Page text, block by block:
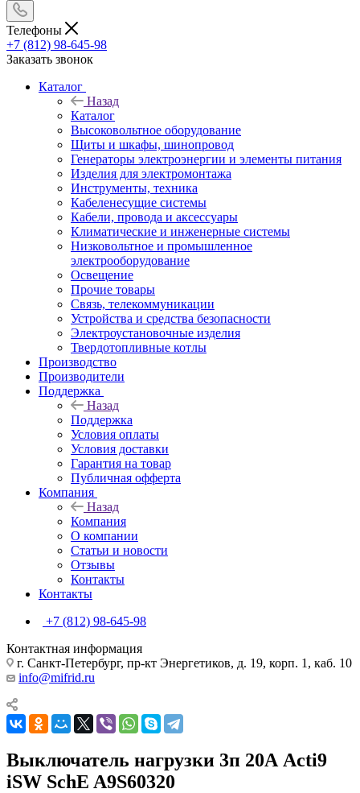
Телефоны
+7 (812) 98-645-98
Заказать звонок
Каталог
Назад
Каталог
Высоковольтное оборудование
Щиты и шкафы, шинопровод
Генераторы электроэнергии и элементы питания
Изделия для электромонтажа
Инструменты, техника
Кабеленесущие системы
Кабели, провода и аксессуары
Климатические и инженерные системы
Низковольтное и промышленное
электрооборудование
Освещение
Прочие товары
Связь, телекоммуникации
Устройства и средства безопасности
Электроустановочные изделия
Твердотопливные котлы
Производство
Производители
Поддержка
Назад
Поддержка
Условия оплаты
Условия доставки
Гарантия на товар
Публичная офферта
Компания
Назад
Компания
О компании
Статьи и новости
Отзывы
Контакты
Контакты
+7 (812) 98-645-98
Контактная информация
г. Санкт-Петербург, пр-кт Энергетиков, д. 19, корп. 1, каб. 10
info@mifrid.ru
Выключатель нагрузки 3п 20А Acti9
iSW SchE A9S60320